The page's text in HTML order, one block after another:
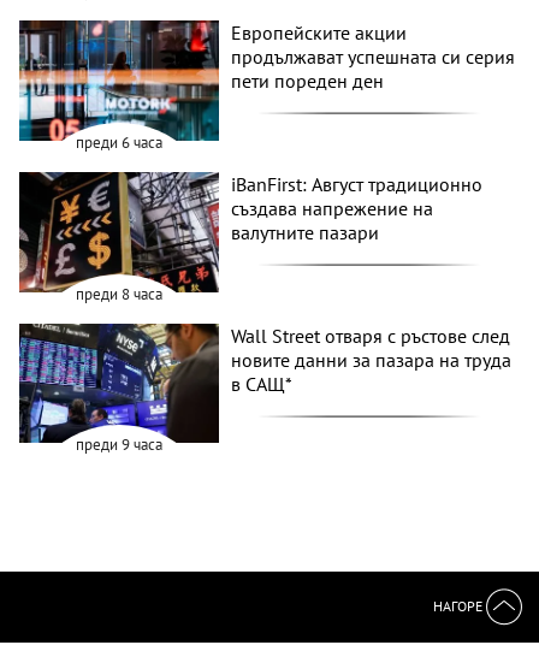
преди 6 часа
Европейските акции
продължават успешната си серия
пети пореден ден
преди 8 часа
iBanFirst: Август традиционно
създава напрежение на
валутните пазари
преди 9 часа
Wall Street отваря с ръстове след
новите данни за пазара на труда
в САЩ*
НАГОРЕ